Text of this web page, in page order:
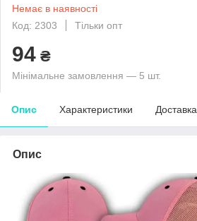
Немає в наявності
Код: 2303
Тільки опт
94 ₴
Мінімальне замовлення — 5 шт.
Опис Характеристики Доставка
Опис